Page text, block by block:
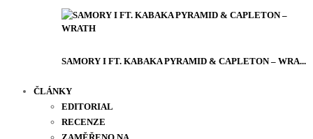
SAMORY I FT. KABAKA PYRAMID & CAPLETON – WRA...
ČLÁNKY
EDITORIAL
RECENZE